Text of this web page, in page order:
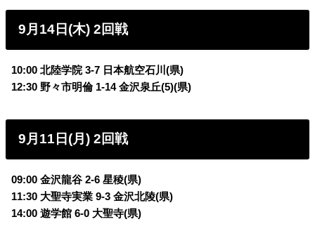
9月14日(木) 2回戦
10:00 北陸学院 3-7 日本航空石川(県)
12:30 野々市明倫 1-14 金沢泉丘(5)(県)
9月11日(月) 2回戦
09:00 金沢龍谷 2-6 星稜(県)
11:30 大聖寺実業 9-3 金沢北陵(県)
14:00 遊学館 6-0 大聖寺(県)